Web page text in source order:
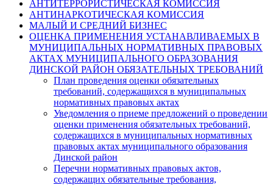
АНТИТЕРРОРИСТИЧЕСКАЯ КОМИССИЯ
АНТИНАРКОТИЧЕСКАЯ КОМИССИЯ
МАЛЫЙ И СРЕДНИЙ БИЗНЕС
ОЦЕНКА ПРИМЕНЕНИЯ УСТАНАВЛИВАЕМЫХ В
МУНИЦИПАЛЬНЫХ НОРМАТИВНЫХ ПРАВОВЫХ
АКТАХ МУНИЦИПАЛЬНОГО ОБРАЗОВАНИЯ
ДИНСКОЙ РАЙОН ОБЯЗАТЕЛЬНЫХ ТРЕБОВАНИЙ
План проведения оценки обязательных
требований, содержащихся в муниципальных
нормативных правовых актах
Уведомления о приеме предложений о проведении
оценки применения обязательных требований,
содержащихся в муниципальных нормативных
правовых актах муниципального образования
Динской район
Перечни нормативных правовых актов,
содержащих обязательные требования,